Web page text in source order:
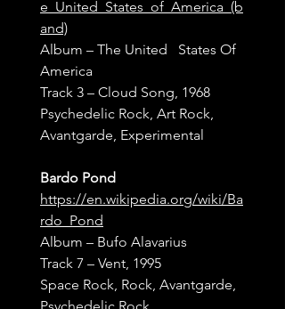
e_United_States_of_America_(b
and)
Album – The United   States Of
America
Track 3 – Cloud Song, 1968
Psychedelic Rock, Art Rock,
Avantgarde, Experimental
Bardo Pond
https://en.wikipedia.org/wiki/Ba
rdo_Pond
Album – Bufo Alavarius
Track 7 – Vent, 1995
Space Rock, Rock, Avantgarde,
Psychedelic Rock